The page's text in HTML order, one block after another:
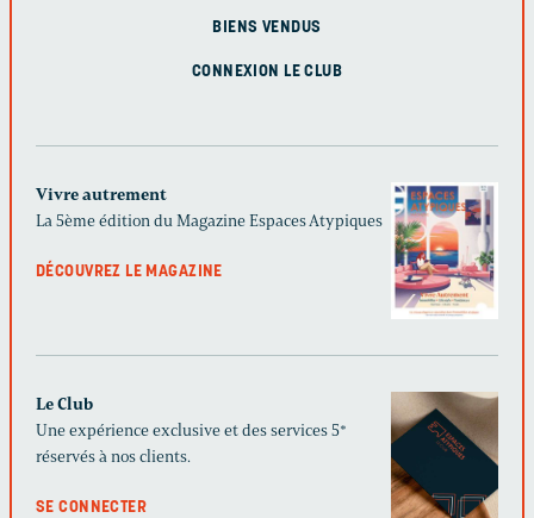
BIENS VENDUS
CONNEXION LE CLUB
Vivre autrement
La 5ème édition du Magazine Espaces Atypiques
DÉCOUVREZ LE MAGAZINE
Le Club
Une expérience exclusive et des services 5*
réservés à nos clients.
SE CONNECTER